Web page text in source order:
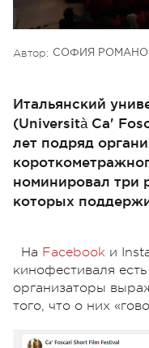
Автор: СОФИЯ
Итальянский
(Università Ca'
лет подряд
номинировал три
которых
На Facebook и
кинофестиваля
организаторы
того, что о них